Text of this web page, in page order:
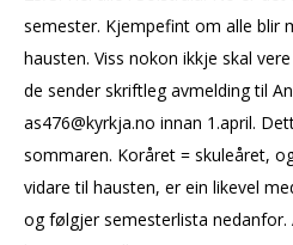
semester. Kjempefint om alle blir
hausten. Viss nokon ikkje skal
de sender skriftleg avmelding til
as476@kyrkja.no innan 1.april.
sommaren. Koråret = skuleåret,
vidare til hausten, er ein likevel
og følgjer semesterlista nedanfor.